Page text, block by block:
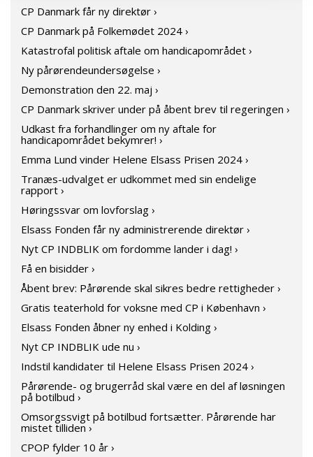
CP Danmark får ny direktør ›
CP Danmark på Folkemødet 2024 ›
Katastrofal politisk aftale om handicapområdet ›
Ny pårørendeundersøgelse ›
Demonstration den 22. maj ›
CP Danmark skriver under på åbent brev til regeringen ›
Udkast fra forhandlinger om ny aftale for
handicapområdet bekymrer! ›
Emma Lund vinder Helene Elsass Prisen 2024 ›
Tranæs-udvalget er udkommet med sin endelige
rapport ›
Høringssvar om lovforslag ›
Elsass Fonden får ny administrerende direktør ›
Nyt CP INDBLIK om fordomme lander i dag! ›
Få en bisidder ›
Åbent brev: Pårørende skal sikres bedre rettigheder ›
Gratis teaterhold for voksne med CP i København ›
Elsass Fonden åbner ny enhed i Kolding ›
Nyt CP INDBLIK ude nu ›
Indstil kandidater til Helene Elsass Prisen 2024 ›
Pårørende- og brugerråd skal være en del af løsningen
på botilbud ›
Omsorgssvigt på botilbud fortsætter. Pårørende har
mistet tilliden ›
CPOP fylder 10 år ›